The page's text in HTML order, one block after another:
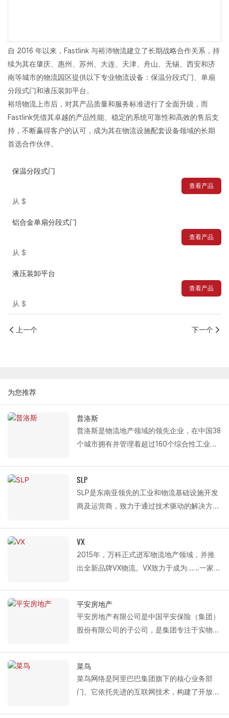
自 2016 年以来，Fastlink 与裕沛物流建立了长期战略合作关系，持
续为其在肇庆、惠州、苏州、大连、天津、舟山、无锡、西安和济
南等城市的物流园区提供以下专业物流设备：保温分段式门、单扇
分段式门和液压装卸平台。
裕培物流上市后，对其产品质量和服务标准进行了全面升级，而
Fastlink凭借其卓越的产品性能、稳定的系统可靠性和高效的售后支
持，不断赢得客户的认可，成为其在物流设施配套设备领域的长期
首选合作伙伴。
保温分段式门
从 $
查看产品
铝合金单扇分段式门
从 $
查看产品
液压装卸平台
从 $
查看产品
上一个 下一个
为您推荐
普洛斯
普洛斯是物流地产领域的领先企业，在中国38
个城市拥有并管理着超过160个综合性工业园
业园区和城市配送中心的高效物流网络。
作为普洛斯（Prologis）的长期战略合作伙
伴，Fastlink深度参与其运营，为其遍布全国
温分段式卷帘门、铝合金单扇门、液压装卸平
台和HVLS工业风机。普洛斯相关产品年度采
购量的95%以上来自Fastlink。
身定制了一套全面的通道解决方案。该方案有
效提升了各类设备之间的协同作用，确保操作
更加顺畅，并促进更快、更高效的货物装卸和
周转。
SLP
SLP是东南亚领先的工业和物流基础设施开发
商及运营商，致力于通过技术驱动的解决方案
合公司，SLP凭借其专业的资产管理经验和国
际视野，不断为该地区的物流设施树立新的行
业标杆。
段式门、单板分段式门和液压装卸平台。
VX
2015年，万科正式进军物流地产领域，并推
出全新品牌VX物流。VX致力于成为……一家专
建设到高标准仓库的租赁和运营的整个过程该
公司主要为电子商务、零售、第三方物流、快
递货运和冷链行业的客户提供基础设施服务。
了规模的显著增长。自 2015 年以来，
Fastlink 与 VX 建立了合作伙伴关系并签署了
框架协议，合作范围涵盖众多重点城市。中
州、佛山、德清、海宁、云南、成都、重庆、
平安房地产
平安房地产有限公司是中国平安保险（集团）
股份有限公司的子公司，是集团专注于实物资
注于物流地产的开发、管理和运营，致力于为
平安集团的保险资本在物流地产领域进行专业
的资产配置。凭借平安集团的综合财务优势，
菜鸟
菜鸟网络是阿里巴巴集团旗下的核心业务部
门。它依托先进的互联网技术，构建了开放、